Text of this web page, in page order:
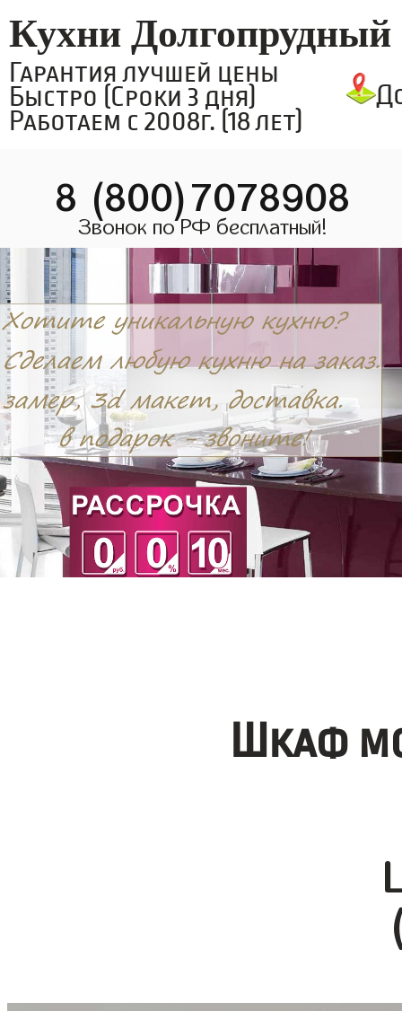
Кухни Долгопрудный
Гарантия лучшей цены
Быстро (Сроки 3 дня)
Работаем с 2008г. (18 лет)
8 (800)7078908
Звонок по РФ бесплатный!
Шкаф